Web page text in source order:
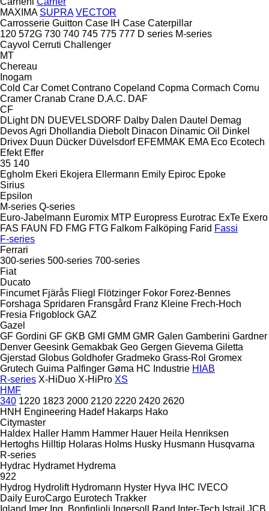
MAXIMA SUPRA VECTOR
Carrosserie Guitton Case IH Case Caterpillar
120 572G 730 740 745 775 777 D series M-series
Cayvol Cerruti Challenger
MT
Chereau
Inogam
Cold Car Comet Contrano Copeland Copma Cormach Cornu
Cramer Cranab Crane D.A.C. DAF
CF
DLight DN DUEVELSDORF Dalby Dalen Dautel Demag
Devos Agri Dhollandia Diebolt Dinacon Dinamic Oil
Dinkel
Drivex Duun Dücker Düvelsdorf EFEMMAK EMA Eco Ecotech
Efekt Effer
35 140
Egholm Ekeri Ekojera Ellermann Emily Epiroc Epoke
Sirius
Epsilon
M-series Q-series
Euro-Jabelmann Euromix MTP Europress Eurotrac ExTe Exero
FAS FAUN FD FMG FTG Falkom Falköping Farid Fassi
F-series
Ferrari
300-series 500-series 700-series
Fiat
Ducato
Fincumet Fjärås Fliegl Flötzinger Fokor Forez-Bennes
Forshaga Spridaren Fransgård Franz Kleine Frech-Hoch
Fresia Frigoblock GAZ
Gazel
GF Gordini GF GKB GMI GMM GMR Galen Gamberini Gardner
Denver Geesink Gemakbak Geo Gergen Gievema Giletta
Gjerstad Globus Goldhofer Gradmeko Grass-Rol Gromex
Grutech Guima Palfinger Gøma HC Industrie HIAB
R-series X-HiDuo X-HiPro XS
HMF
340 1220 1823 2000 2120 2220 2420 2620
HNH Engineering Hadef Hakarps Hako
Citymaster
Haldex Haller Hamm Hammer Hauer Heila Henriksen
Hertoghs Hilltip Holaras Holms Husky Husmann Husqvarna
R-series
Hydrac Hydramet Hydrema
922
Hydrog Hydrolift Hydromann Hyster Hyva IHC IVECO
Daily EuroCargo Eurotech Trakker
Igland
Imer Ing. Bonfiglioli Ingersoll Rand Inter-Tech Istrail JCB